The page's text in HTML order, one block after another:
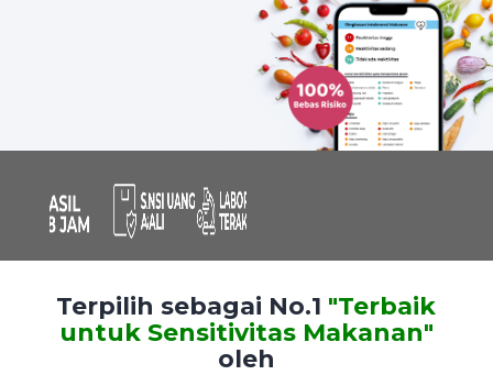
Terpilih sebagai No.1 "Terbaik
untuk Sensitivitas Makanan"
oleh